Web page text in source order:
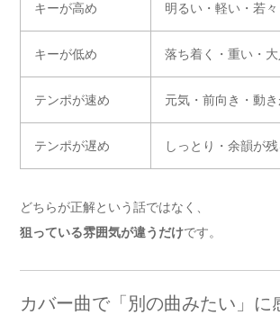
キーが高め 明るい・軽い・若
キーが低め 落ち着く・重い・
テンポが速め 元気・前向き・動き
テンポが遅め しっとり・余韻が
どちらが正解という話ではなく、
狙っている雰囲気が違うだけです。
カバー曲で「別の曲みたい」に